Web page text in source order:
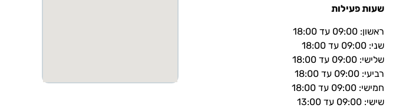
שעות פעילות
ראשון: 09:00 עד 18:00
שני: 09:00 עד 18:00
שלישי: 09:00 עד 18:00
רביעי: 09:00 עד 18:00
חמישי: 09:00 עד 18:00
שישי: 09:00 עד 13:00